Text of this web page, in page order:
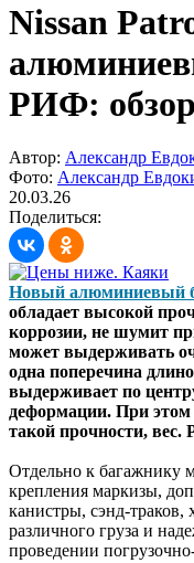
Nissan
РИФ: обзор
Автор: Александр
Фото: Александр
20.03.26
Поделиться:
Новый алюминиевый
обладает высокой
коррозии, не шумит
может выдерживать
одна поперечина
выдерживает по
деформации. При
такой прочности, вес.
Отдельно к багажнику
крепления маркизы,
канистры, сэнд-
различного груза и
проведении